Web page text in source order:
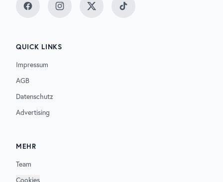
FacebookInstagramTwitter TikTok
QUICK LINKS
Impressum
AGB
Datenschutz
Advertising
MEHR
Team